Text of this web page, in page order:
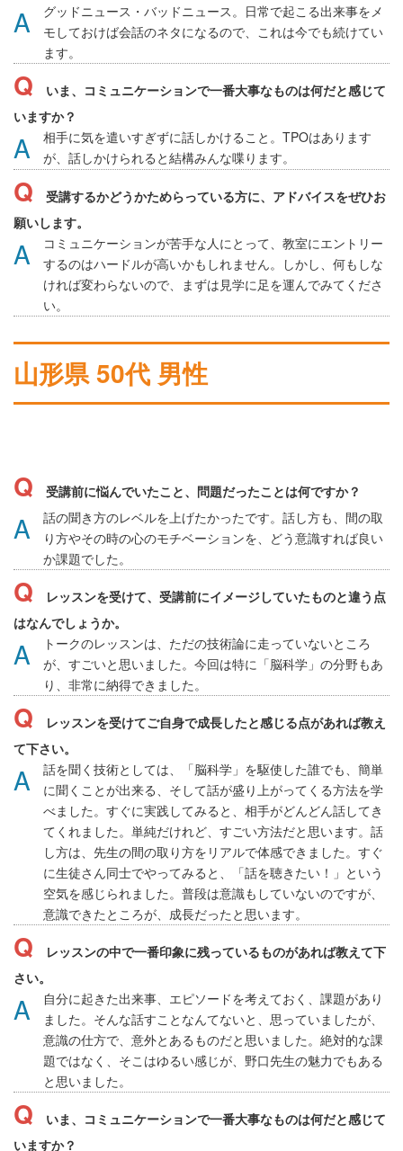
グッドニュース・バッドニュース。日常で起こる出来事をメ
モしておけば会話のネタになるので、これは今でも続けてい
ます。
いま、コミュニケーションで一番大事なものは何だと感じて
いますか？
相手に気を遣いすぎずに話しかけること。TPOはあります
が、話しかけられると結構みんな喋ります。
受講するかどうかためらっている方に、アドバイスをぜひお
願いします。
コミュニケーションが苦手な人にとって、教室にエントリー
するのはハードルが高いかもしれません。しかし、何もしな
ければ変わらないので、まずは見学に足を運んでみてくださ
い。
山形県 50代 男性
受講前に悩んでいたこと、問題だったことは何ですか？
話の聞き方のレベルを上げたかったです。話し方も、間の取
り方やその時の心のモチベーションを、どう意識すれば良い
か課題でした。
レッスンを受けて、受講前にイメージしていたものと違う点
はなんでしょうか。
トークのレッスンは、ただの技術論に走っていないところ
が、すごいと思いました。今回は特に「脳科学」の分野もあ
り、非常に納得できました。
レッスンを受けてご自身で成長したと感じる点があれば教え
て下さい。
話を聞く技術としては、「脳科学」を駆使した誰でも、簡単
に聞くことが出来る、そして話が盛り上がってくる方法を学
べました。すぐに実践してみると、相手がどんどん話してき
てくれました。単純だけれど、すごい方法だと思います。話
し方は、先生の間の取り方をリアルで体感できました。すぐ
に生徒さん同士でやってみると、「話を聴きたい！」という
空気を感じられました。普段は意識もしていないのですが、
意識できたところが、成長だったと思います。
レッスンの中で一番印象に残っているものがあれば教えて下
さい。
自分に起きた出来事、エピソードを考えておく、課題があり
ました。そんな話すことなんてないと、思っていましたが、
意識の仕方で、意外とあるものだと思いました。絶対的な課
題ではなく、そこはゆるい感じが、野口先生の魅力でもある
と思いました。
いま、コミュニケーションで一番大事なものは何だと感じて
いますか？